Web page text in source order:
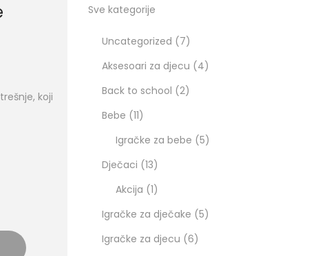
koji
Sve kategorije
Uncategorized
7
Aksesoari za djecu
4
Back to school 2
Bebe 11
Igračke za bebe 5
Dječaci 13
Akcija 1
Igračke za dječake 5
Igračke za djecu 6